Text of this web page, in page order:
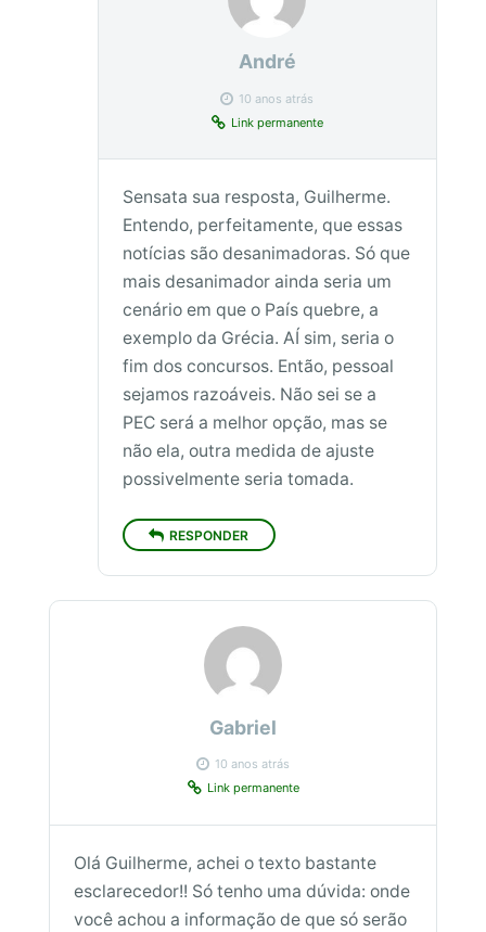
André
10 anos atrás
Link permanente
Sensata sua resposta, Guilherme.
Entendo, perfeitamente, que essas
notícias são desanimadoras. Só que
mais desanimador ainda seria um
cenário em que o País quebre, a
exemplo da Grécia. AÍ sim, seria o
fim dos concursos. Então, pessoal
sejamos razoáveis. Não sei se a
PEC será a melhor opção, mas se
não ela, outra medida de ajuste
possivelmente seria tomada.
RESPONDER
Gabriel
10 anos atrás
Link permanente
Olá Guilherme, achei o texto bastante
esclarecedor!! Só tenho uma dúvida: onde
você achou a informação de que só serão